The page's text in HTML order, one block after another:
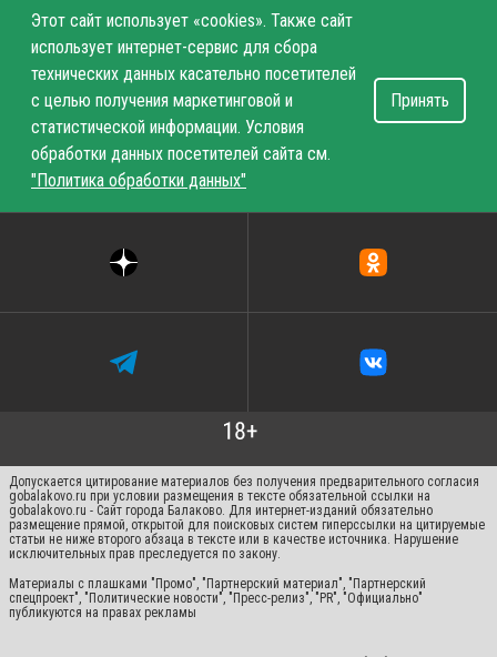
Этот сайт использует «cookies». Также сайт
использует интернет-сервис для сбора
технических данных касательно посетителей
с целью получения маркетинговой и
статистической информации. Условия
обработки данных посетителей сайта см.
"Политика обработки данных"
Принять
Допускается цитирование материалов без получения предварительного согласия
gobalakovo.ru при условии размещения в тексте обязательной ссылки на
gobalakovo.ru - Сайт города Балаково. Для интернет-изданий обязательно
размещение прямой, открытой для поисковых систем гиперссылки на цитируемые
статьи не ниже второго абзаца в тексте или в качестве источника. Нарушение
исключительных прав преследуется по закону.
Материалы с плашками "Промо", "Партнерский материал", "Партнерский
спецпроект", "Политические новости", "Пресс-релиз", "PR", "Официально"
публикуются на правах рекламы